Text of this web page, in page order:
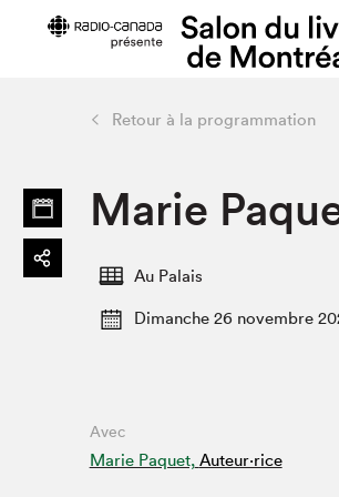
Horaires et tarifs
Se rendre au Salon
Restauration
Projets partenaires
Retour à la programmation
Marie
Au Palais
Dimanche 26 novembre
Avec
Marie Paquet, Auteur·rice